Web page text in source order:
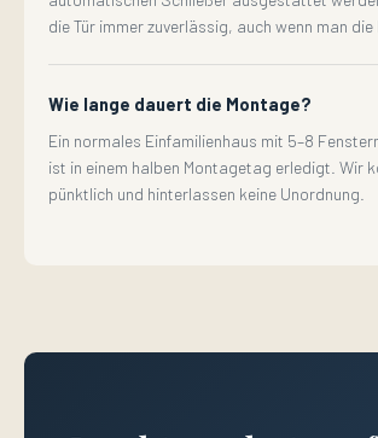
die Tür immer zuverlässig, auch wenn man die
Wie lange dauert die Montage?
Ein normales Einfamilienhaus mit 5–8
ist in einem halben Montagetag erledigt. Wir
pünktlich und hinterlassen keine Unordnung.